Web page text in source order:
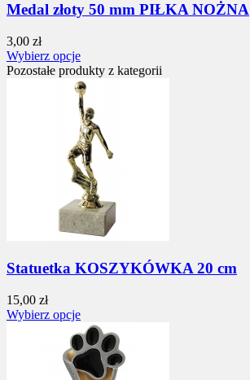
Medal złoty 50 mm PIŁKA NOŻNA
3,00 zł
Wybierz opcje
Pozostałe produkty z kategorii
Statuetka KOSZYKÓWKA 20 cm
15,00 zł
Wybierz opcje